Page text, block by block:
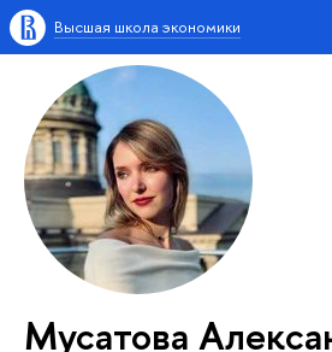
Высшая школа экономики
Мусатова